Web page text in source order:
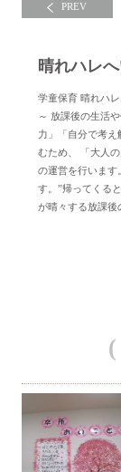
PREV
晴れハレ
学童保育 晴れハ
～ 放課後の生活
力」「自分で考
むため、 「大人
の運営を行います
す。”帰ってくる
が晴々する放課後